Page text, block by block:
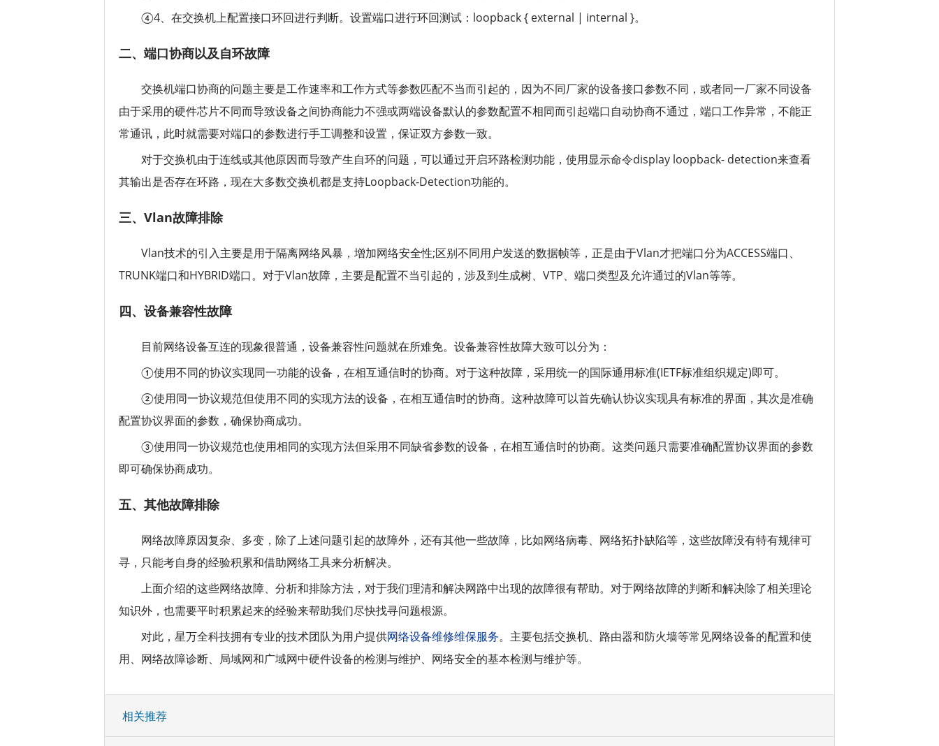
④4、在交换机上配置接口环回进行判断。设置端口进行环回测试：loopback { external | internal }。
二、端口协商以及自环故障
交换机端口协商的问题主要是工作速率和工作方式等参数匹配不当而引起的，因为不同厂家的设备接口参数不同，或者同一厂家不同设备
由于采用的硬件芯片不同而导致设备之间协商能力不强或两端设备默认的参数配置不相同而引起端口自动协商不通过，端口工作异常，不能正
常通讯，此时就需要对端口的参数进行手工调整和设置，保证双方参数一致。
对于交换机由于连线或其他原因而导致产生自环的问题，可以通过开启环路检测功能，使用显示命令display loopback- detection来查看
其输出是否存在环路，现在大多数交换机都是支持Loopback-Detection功能的。
三、Vlan故障排除
Vlan技术的引入主要是用于隔离网络风暴，增加网络安全性;区别不同用户发送的数据帧等，正是由于Vlan才把端口分为ACCESS端口、
TRUNK端口和HYBRID端口。对于Vlan故障，主要是配置不当引起的，涉及到生成树、VTP、端口类型及允许通过的Vlan等等。
四、设备兼容性故障
目前网络设备互连的现象很普通，设备兼容性问题就在所难免。设备兼容性故障大致可以分为：
①使用不同的协议实现同一功能的设备，在相互通信时的协商。对于这种故障，采用统一的国际通用标准(IETF标准组织规定)即可。
②使用同一协议规范但使用不同的实现方法的设备，在相互通信时的协商。这种故障可以首先确认协议实现具有标准的界面，其次是准确
配置协议界面的参数，确保协商成功。
③使用同一协议规范也使用相同的实现方法但采用不同缺省参数的设备，在相互通信时的协商。这类问题只需要准确配置协议界面的参数
即可确保协商成功。
五、其他故障排除
网络故障原因复杂、多变，除了上述问题引起的故障外，还有其他一些故障，比如网络病毒、网络拓扑缺陷等，这些故障没有特有规律可
寻，只能考自身的经验积累和借助网络工具来分析解决。
上面介绍的这些网络故障、分析和排除方法，对于我们理清和解决网路中出现的故障很有帮助。对于网络故障的判断和解决除了相关理论
知识外，也需要平时积累起来的经验来帮助我们尽快找寻问题根源。
对此，星万全科技拥有专业的技术团队为用户提供网络设备维修维保服务。主要包括交换机、路由器和防火墙等常见网络设备的配置和使
用、网络故障诊断、局域网和广域网中硬件设备的检测与维护、网络安全的基本检测与维护等。
相关推荐